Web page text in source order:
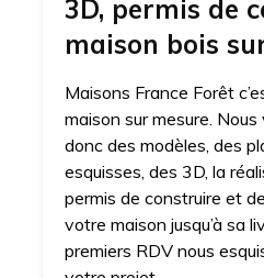
3D, permis de
maison bois
Maisons France Forêt
maison sur mesure.
donc des modèles, des
esquisses, des 3D, la
permis de construire et
votre maison jusqu’à sa
premiers RDV nous